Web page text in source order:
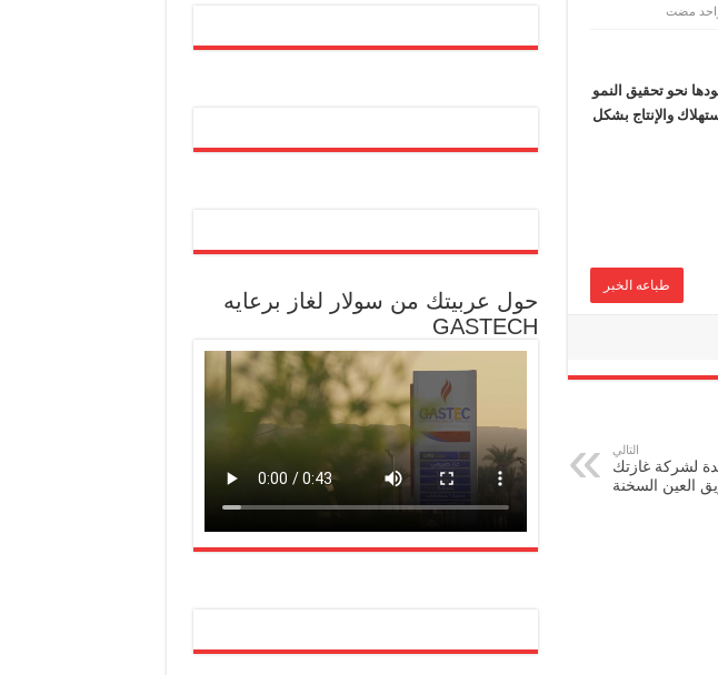
مضت
نحو تحقيق النمو
والإنتاج بشكل
طباعه الخبر
التالي
لشركة غازتك
العين السخنة
حول عربيتك من سولار لغاز برعايه
GASTECH